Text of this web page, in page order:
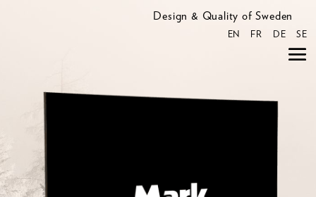
Design & Quality of Sweden
EN FR DE SE